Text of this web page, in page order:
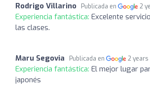
Rodrigo Villarino Publicada en 2
Experiencia fantástica: Excelente
las clases.
Maru Segovia Publicada en 2 years
Experiencia fantástica: El mejor lugar
japonés